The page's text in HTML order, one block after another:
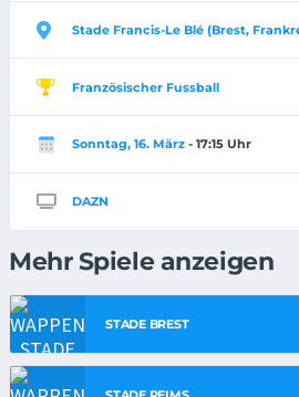
Stade Francis-Le Blé (Brest,
Französischer Fussball
Sonntag, 16. März - 17:15 Uhr
DAZN
Mehr Spiele anzeigen
STADE BREST